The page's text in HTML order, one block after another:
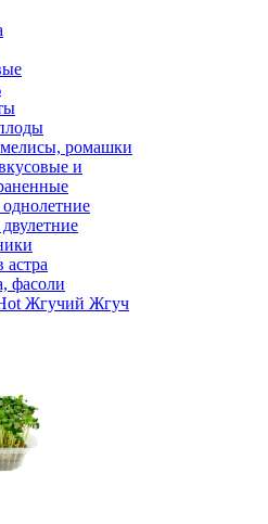
ромашки
и
астра
фасоли
Жгучий Жгуч